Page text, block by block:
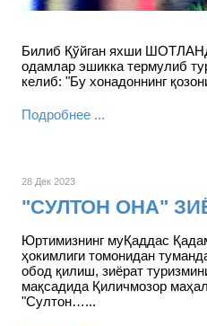
Билиб Қўйган яхши
одамлар эшикка термулиб
келиб: "Бу хонадоннинг
Подробнее ...
28 Дек 2023
"СУЛТОН ОНА"
Юртимизнинг муҚаддас
ҳокимлиги томонидан
обод қилиш, зиёрат
мақсадида Қиличмозор
"Султон…...